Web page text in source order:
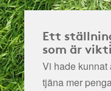
Ett
som är
Vi hade kunnat
tjäna mer